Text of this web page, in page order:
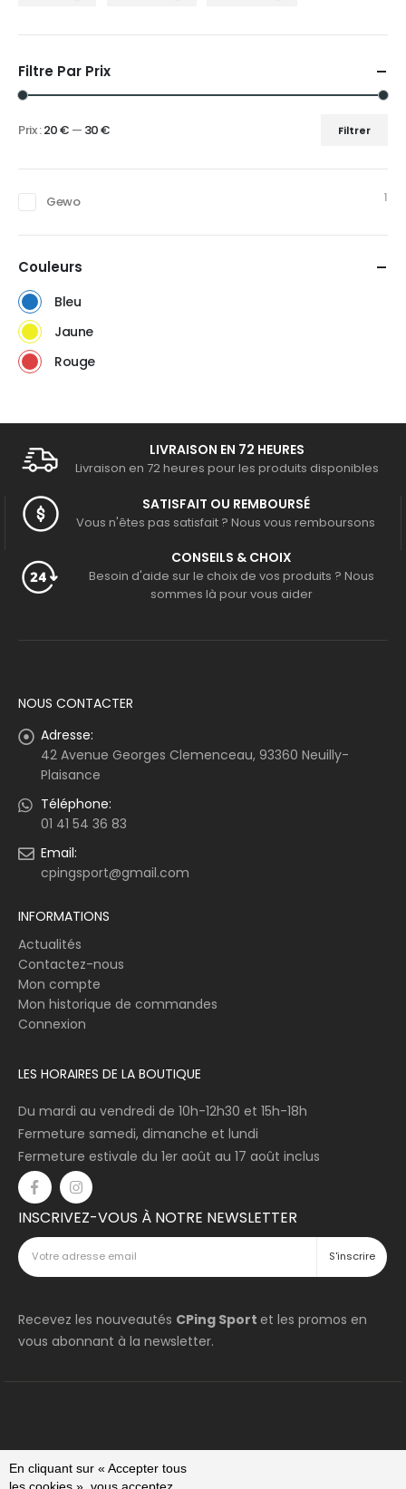
En cliquant sur « Accepter tous
du
Filtre Par Prix
Filtrer
Prix :20 € — 30 €
Gewo 1
Couleurs
Bleu
Jaune
Rouge
LIVRAISON EN 72 HEURES
Livraison en 72 heures pour les produits disponibles
SATISFAIT OU REMBOURSÉ
Vous n'êtes pas satisfait ? Nous vous remboursons
CONSEILS & CHOIX
Besoin d'aide sur le choix de vos produits ? Nous
sommes là pour vous aider
NOUS CONTACTER
Adresse:
42 Avenue Georges Clemenceau, 93360 Neuilly-
Plaisance
Téléphone:
01 41 54 36 83
Email:
cpingsport@gmail.com
INFORMATIONS
Actualités
Contactez-nous
Mon compte
Mon historique de commandes
Connexion
LES HORAIRES DE LA BOUTIQUE
Du mardi au vendredi de 10h-12h30 et 15h-18h
Fermeture samedi, dimanche et lundi
Fermeture estivale du 1er août au 17 août inclus
INSCRIVEZ-VOUS À NOTRE NEWSLETTER
Recevez les nouveautés CPing Sport et les promos en
vous abonnant à la newsletter.